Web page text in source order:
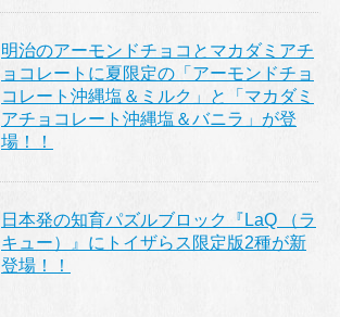
明治のアーモンドチョコとマカダミアチ
ョコレートに夏限定の「アーモンドチョ
コレート沖縄塩＆ミルク」と「マカダミ
アチョコレート沖縄塩＆バニラ」が登
場！！
日本発の知育パズルブロック『LaQ （ラ
キュー）』にトイザらス限定版2種が新
登場！！